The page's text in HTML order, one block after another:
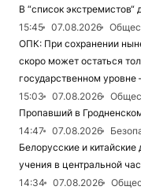
В “список
15:45
07.08.2026
ОПК: При сохранении
скоро может остаться
государственном уровне
15:03
07.08.2026
Пропавший в
14:47
07.08.2026
Белорусские и
учения в центральной
14:34
07.08.2026